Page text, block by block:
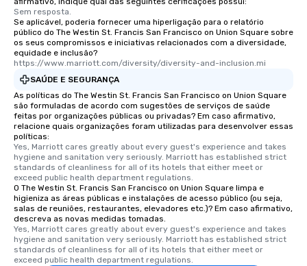
from Day to Night
group experience,
key. Whether you
business hours or
after work, we can
You Like Along with
scheduling, Lip
durations. Our
2.5 hours; our longest
incentives.
Sem resposta.
Se aplicável, poderia fornecer uma hiperligação para o relatório
público do The Westin St. Francis San Francisco on Union Square sobre
os seus compromissos e iniciativas relacionados com a diversidade,
equidade e inclusão?
https://www.marriott.com/diversity/diversity-and-inclusion.mi
SAÚDE E SEGURANÇA
As políticas do The Westin St. Francis San Francisco on Union Square
são formuladas de acordo com sugestões de serviços de saúde
feitas por organizações públicas ou privadas? Em caso afirmativo,
relacione quais organizações foram utilizadas para desenvolver essas
políticas:
Yes, Marriott cares greatly about every guest's experience and takes
hygiene and sanitation very seriously. Marriott has established strict
standards of cleanliness for all of its hotels that either meet or
exceed public health department regulations.
O The Westin St. Francis San Francisco on Union Square limpa e
higieniza as áreas públicas e instalações de acesso público (ou seja,
salas de reuniões, restaurantes, elevadores etc.)? Em caso afirmativo,
descreva as novas medidas tomadas.
Yes, Marriott cares greatly about every guest's experience and takes
hygiene and sanitation very seriously. Marriott has established strict
standards of cleanliness for all of its hotels that either meet or
exceed public health department regulations.